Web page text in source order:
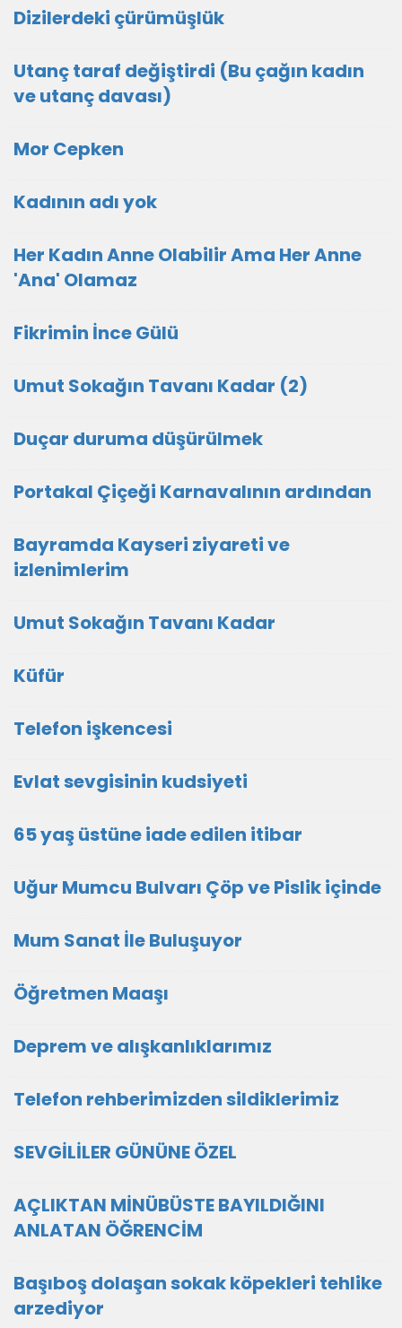
Dizilerdeki çürümüşlük
Utanç taraf değiştirdi (Bu çağın kadın
ve utanç davası)
Mor Cepken
Kadının adı yok
Her Kadın Anne Olabilir Ama Her Anne
'Ana' Olamaz
Fikrimin İnce Gülü
Umut Sokağın Tavanı Kadar (2)
Duçar duruma düşürülmek
Portakal Çiçeği Karnavalının ardından
Bayramda Kayseri ziyareti ve
izlenimlerim
Umut Sokağın Tavanı Kadar
Küfür
Telefon işkencesi
Evlat sevgisinin kudsiyeti
65 yaş üstüne iade edilen itibar
Uğur Mumcu Bulvarı Çöp ve Pislik içinde
Mum Sanat İle Buluşuyor
Öğretmen Maaşı
Deprem ve alışkanlıklarımız
Telefon rehberimizden sildiklerimiz
SEVGİLİLER GÜNÜNE ÖZEL
AÇLIKTAN MİNÜBÜSTE BAYILDIĞINI
ANLATAN ÖĞRENCİM
Başıboş dolaşan sokak köpekleri tehlike
arzediyor